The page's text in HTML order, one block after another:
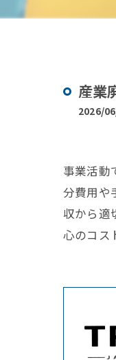
産業
2026/
事業活動
分費用や
収から適
心のコス